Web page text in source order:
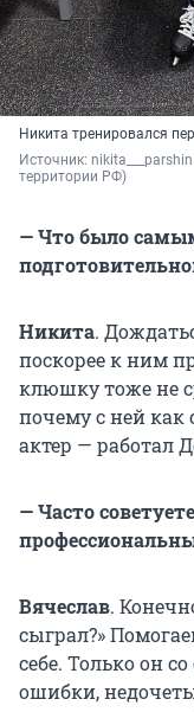
Никита тренировался
Источник:
территории РФ)
— Что было
Никита.
поскорее к ним
клюшку тоже не
почему с ней как
актер — работал
— Часто
Вячеслав.
сыграл?»
себе. Только он
ошибки,